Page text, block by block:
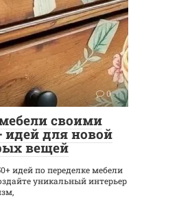
0
своими
идей для новой
вещей
идей по переделке мебели
уникальный интерьер